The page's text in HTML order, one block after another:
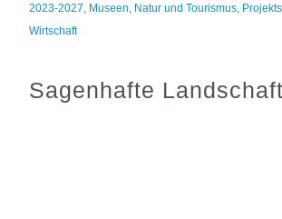
2023-2027, Museen, Natur und Tourismus,
Wirtschaft
Sagenhafte